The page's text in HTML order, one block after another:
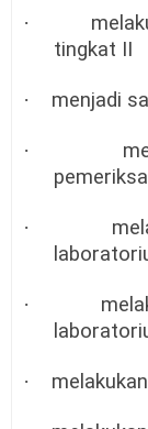
·
tingkat II
· menjadi
·
·
·
·